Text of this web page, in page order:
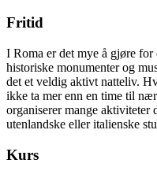
Fritid
I Roma er det mye å gjøre
historiske monumenter og
det et veldig aktivt natteliv.
ikke ta mer enn en time til
organiserer mange aktiviteter
utenlandske eller italienske
Kurs